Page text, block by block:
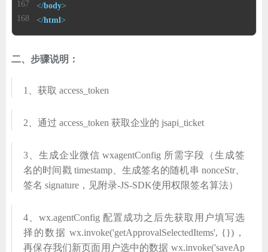
</body>
</html>
二、步骤说明：
1、获取 access_token
2、通过 access_token 获取企业的 jsapi_ticket
3、生成企业微信 wxagentConfig 所需字段（生成签
名的时间戳 timestamp、生成签名的随机串 nonceStr、
签名 signature，见附录-JS-SDK使用权限签名算法）
4、wx.agentConfig 配置成功之后先获取用户填写选
择的数据 wx.invoke('getApprovalSelectedItems', {})，
再保存我们新页面用户选中的数据 wx.invoke('saveAp